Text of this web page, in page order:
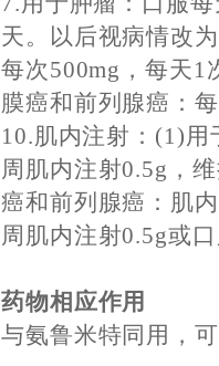
天。以后视病情改
每次500mg，每天1
膜癌和前列腺癌：
10.肌内注射：(1)
周肌内注射0.5g，
癌和前列腺癌：肌
周肌内注射0.5g或
药物相应作用
与氨鲁米特同用，